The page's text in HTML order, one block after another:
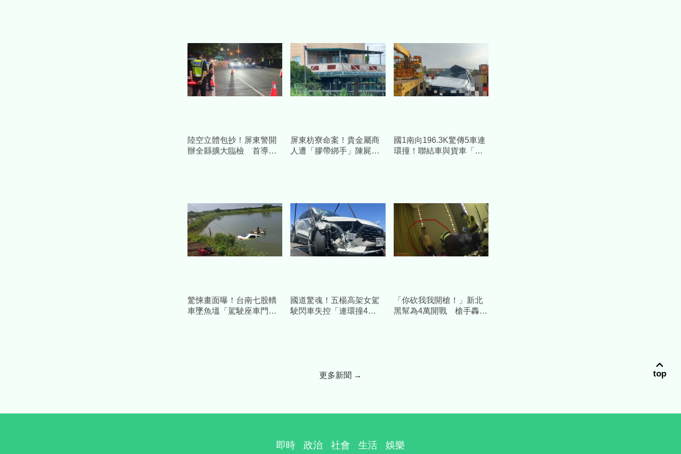
陸空立體包抄！屏東警開
辦全縣擴大臨檢 首導入
屏東枋寮命案！貴金屬商
人遭「膠帶綁手」陳屍血
國1南向196.3K驚傳5車連
環撞！聯結車與貨車「擠
驚悚畫面曝！台南七股轎
車墜魚塭「駕駛座車門大
國道驚魂！五楊高架女駕
駛閃車失控「連環撞4
「你砍我我開槍！」新北
黑幫為4萬開戰 槍手轟爆
更多新聞 →
即時 政治 社會 生活 娛樂
top